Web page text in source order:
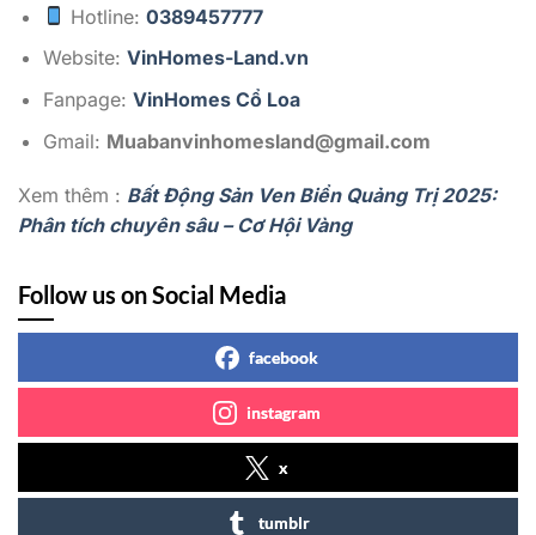
Hotline:0389457777
Website: VinHomes-Land.vn
Fanpage: VinHomes Cổ Loa
Gmail: Muabanvinhomesland@gmail.com
Xem thêm : Bất Động Sản Ven Biển Quảng Trị 2025:
Phân tích chuyên sâu – Cơ Hội Vàng
Follow us on Social Media
facebook
instagram
x
tumblr